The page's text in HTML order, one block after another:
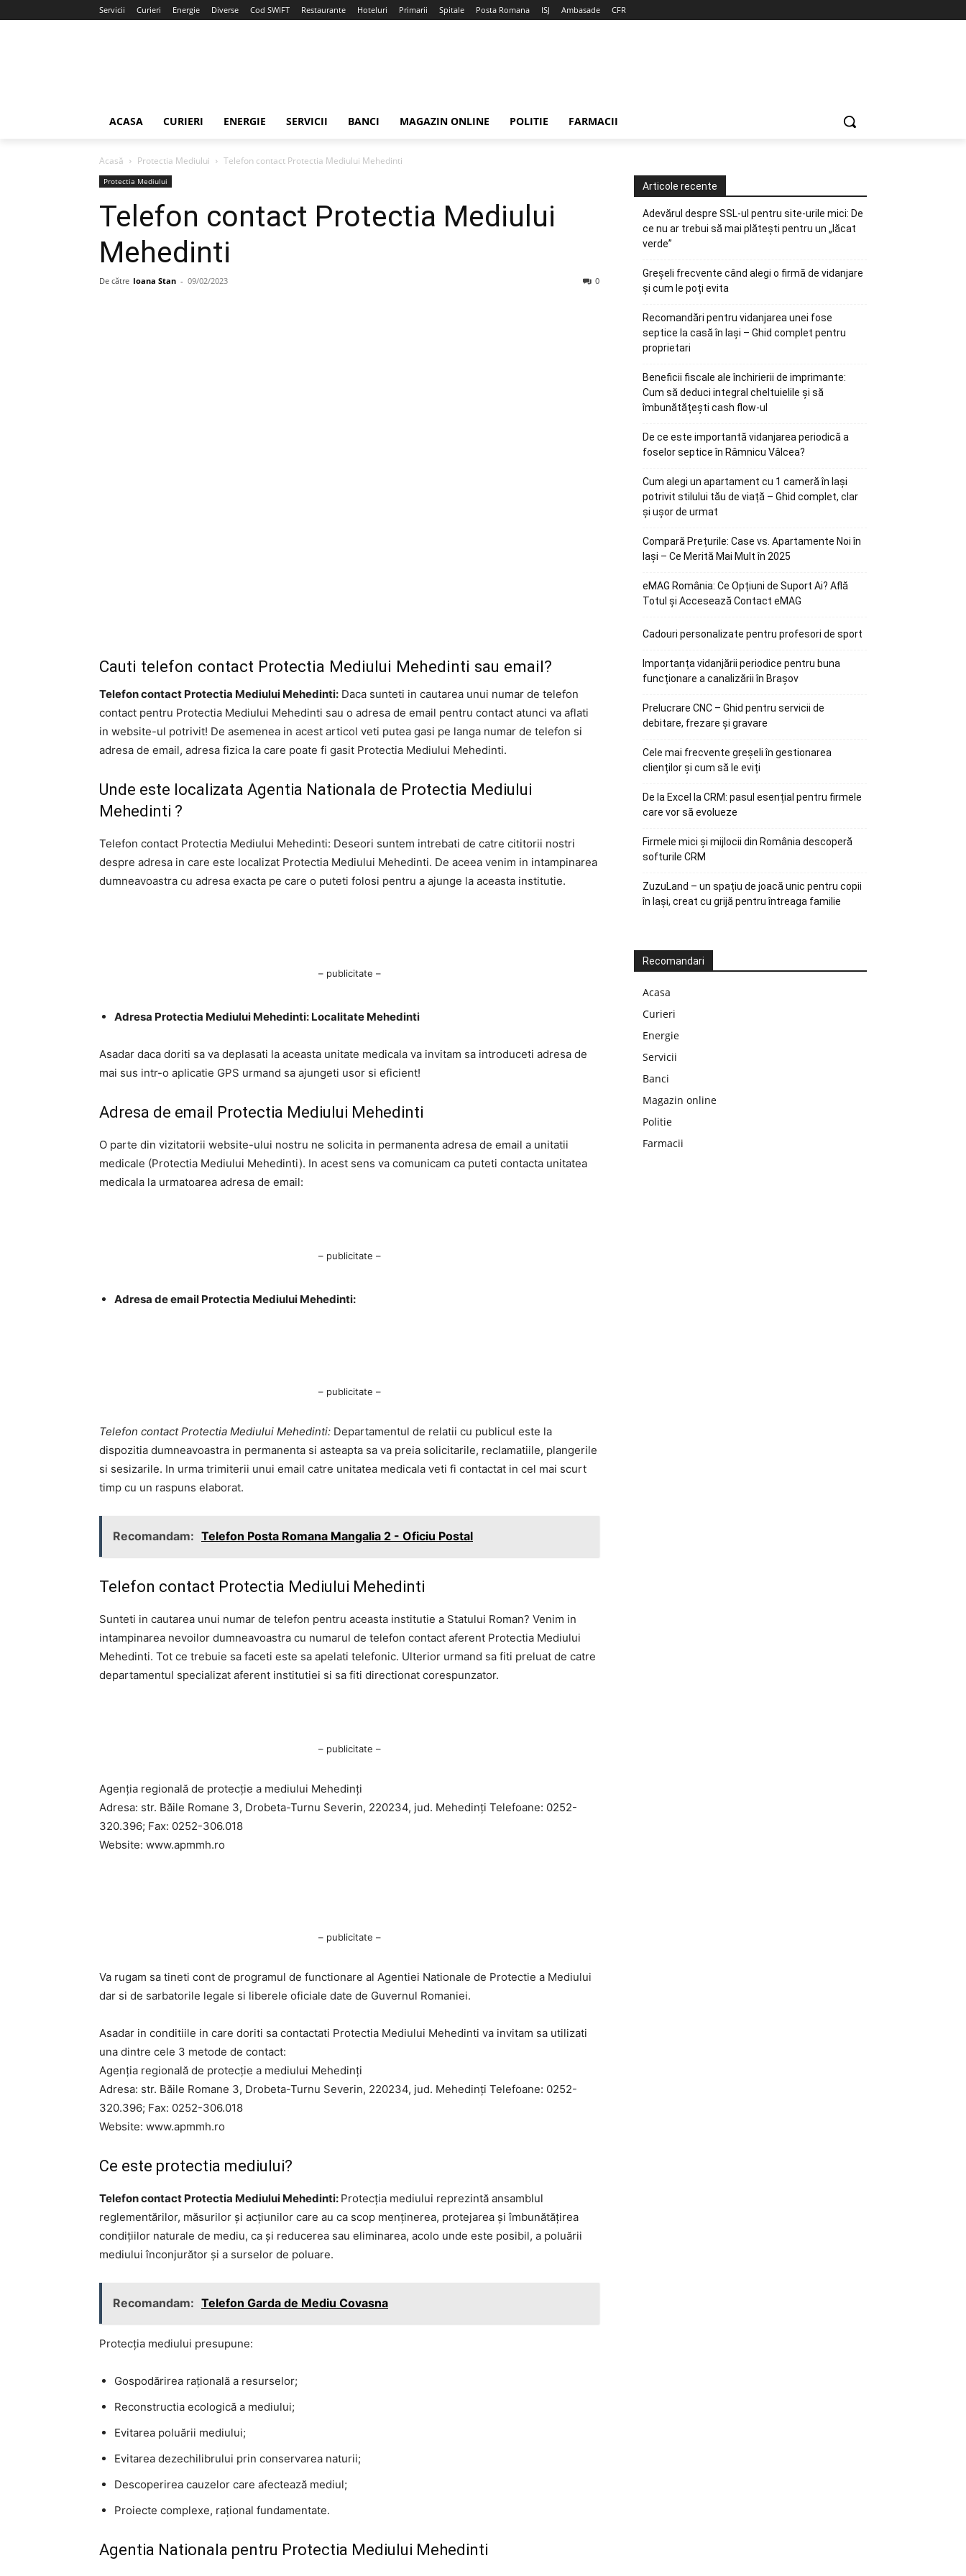
Servicii Curieri Energie Diverse Cod SWIFT Restaurante Hoteluri Primarii Spitale Posta Romana ISJ Ambasade CFR
ACASA CURIERI ENERGIE SERVICII BANCI MAGAZIN ONLINE POLITIE FARMACII
Acasă Protectia Mediului Telefon contact Protectia Mediului Mehedinti
Protectia Mediului
Telefon contact Protectia Mediului
Mehedinti
De către Ioana Stan - 09/02/2023 0
Cauti telefon contact Protectia Mediului Mehedinti sau email?
Telefon contact Protectia Mediului Mehedinti: Daca sunteti in cautarea unui numar de telefon
contact pentru Protectia Mediului Mehedinti sau o adresa de email pentru contact atunci va aflati
in website-ul potrivit! De asemenea in acest articol veti putea gasi pe langa numar de telefon si
adresa de email, adresa fizica la care poate fi gasit Protectia Mediului Mehedinti.
Unde este localizata Agentia Nationala de Protectia Mediului
Mehedinti ?
Telefon contact Protectia Mediului Mehedinti: Deseori suntem intrebati de catre cititorii nostri
despre adresa in care este localizat Protectia Mediului Mehedinti. De aceea venim in intampinarea
dumneavoastra cu adresa exacta pe care o puteti folosi pentru a ajunge la aceasta institutie.
– publicitate –
Adresa Protectia Mediului Mehedinti: Localitate Mehedinti
Asadar daca doriti sa va deplasati la aceasta unitate medicala va invitam sa introduceti adresa de
mai sus intr-o aplicatie GPS urmand sa ajungeti usor si eficient!
Adresa de email Protectia Mediului Mehedinti
O parte din vizitatorii website-ului nostru ne solicita in permanenta adresa de email a unitatii
medicale (Protectia Mediului Mehedinti). In acest sens va comunicam ca puteti contacta unitatea
medicala la urmatoarea adresa de email:
– publicitate –
Adresa de email Protectia Mediului Mehedinti:
– publicitate –
Telefon contact Protectia Mediului Mehedinti: Departamentul de relatii cu publicul este la
dispozitia dumneavoastra in permanenta si asteapta sa va preia solicitarile, reclamatiile, plangerile
si sesizarile. In urma trimiterii unui email catre unitatea medicala veti fi contactat in cel mai scurt
timp cu un raspuns elaborat.
Recomandam: Telefon Posta Romana Mangalia 2 - Oficiu Postal
Telefon contact Protectia Mediului Mehedinti
Sunteti in cautarea unui numar de telefon pentru aceasta institutie a Statului Roman? Venim in
intampinarea nevoilor dumneavoastra cu numarul de telefon contact aferent Protectia Mediului
Mehedinti. Tot ce trebuie sa faceti este sa apelati telefonic. Ulterior urmand sa fiti preluat de catre
departamentul specializat aferent institutiei si sa fiti directionat corespunzator.
– publicitate –
Agenţia regională de protecţie a mediului Mehedinţi
Adresa: str. Băile Romane 3, Drobeta-Turnu Severin, 220234, jud. Mehedinţi Telefoane: 0252-
320.396; Fax: 0252-306.018
Website: www.apmmh.ro
– publicitate –
Va rugam sa tineti cont de programul de functionare al Agentiei Nationale de Protectie a Mediului
dar si de sarbatorile legale si liberele oficiale date de Guvernul Romaniei.
Asadar in conditiile in care doriti sa contactati Protectia Mediului Mehedinti va invitam sa utilizati
una dintre cele 3 metode de contact:
Agenţia regională de protecţie a mediului Mehedinţi
Adresa: str. Băile Romane 3, Drobeta-Turnu Severin, 220234, jud. Mehedinţi Telefoane: 0252-
320.396; Fax: 0252-306.018
Website: www.apmmh.ro
Ce este protectia mediului?
Telefon contact Protectia Mediului Mehedinti: Protecția mediului reprezintă ansamblul
reglementărilor, măsurilor și acțiunilor care au ca scop menținerea, protejarea și îmbunătățirea
condițiilor naturale de mediu, ca și reducerea sau eliminarea, acolo unde este posibil, a poluării
mediului înconjurător și a surselor de poluare.
Recomandam: Telefon Garda de Mediu Covasna
Protecția mediului presupune:
Gospodărirea rațională a resurselor;
Reconstructia ecologică a mediului;
Evitarea poluării mediului;
Evitarea dezechilibrului prin conservarea naturii;
Descoperirea cauzelor care afectează mediul;
Proiecte complexe, rațional fundamentate.
Agentia Nationala pentru Protectia Mediului Mehedinti
Articole recente
Adevărul despre SSL-ul pentru site-urile mici: De
ce nu ar trebui să mai plătești pentru un „lăcat
verde”
Greșeli frecvente când alegi o firmă de vidanjare
și cum le poți evita
Recomandări pentru vidanjarea unei fose
septice la casă în Iași – Ghid complet pentru
proprietari
Beneficii fiscale ale închirierii de imprimante:
Cum să deduci integral cheltuielile și să
îmbunătățești cash flow-ul
De ce este importantă vidanjarea periodică a
foselor septice în Râmnicu Vâlcea?
Cum alegi un apartament cu 1 cameră în Iași
potrivit stilului tău de viață – Ghid complet, clar
și ușor de urmat
Compară Prețurile: Case vs. Apartamente Noi în
Iași – Ce Merită Mai Mult în 2025
eMAG România: Ce Opțiuni de Suport Ai? Află
Totul și Accesează Contact eMAG
Cadouri personalizate pentru profesori de sport
Importanța vidanjării periodice pentru buna
funcționare a canalizării în Brașov
Prelucrare CNC – Ghid pentru servicii de
debitare, frezare și gravare
Cele mai frecvente greșeli în gestionarea
clienților și cum să le eviți
De la Excel la CRM: pasul esențial pentru firmele
care vor să evolueze
Firmele mici și mijlocii din România descoperă
softurile CRM
ZuzuLand – un spațiu de joacă unic pentru copii
în Iași, creat cu grijă pentru întreaga familie
Recomandari
Acasa
Curieri
Energie
Servicii
Banci
Magazin online
Politie
Farmacii